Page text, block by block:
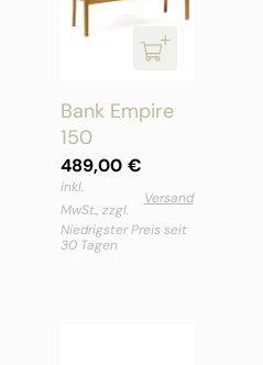
Bank Empire
150
489,00 €
inkl.
MwSt., zzgl.
Versand
Niedrigster Preis seit
30 Tagen